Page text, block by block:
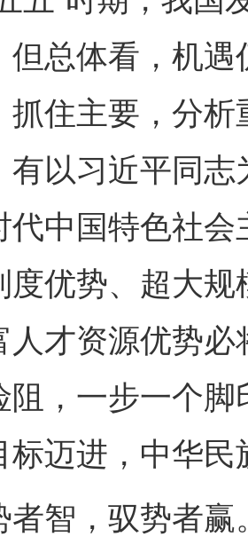
但总体看，机
抓住主要，分
有以习近平同
代中国特色社
度优势、超大
人才资源优势
阻，一步一个
标迈进，中华
，驭势者赢